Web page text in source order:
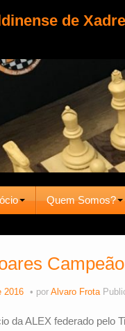
de
Quem Somos?
2016 por Alvaro Frota
da ALEX federado pelo